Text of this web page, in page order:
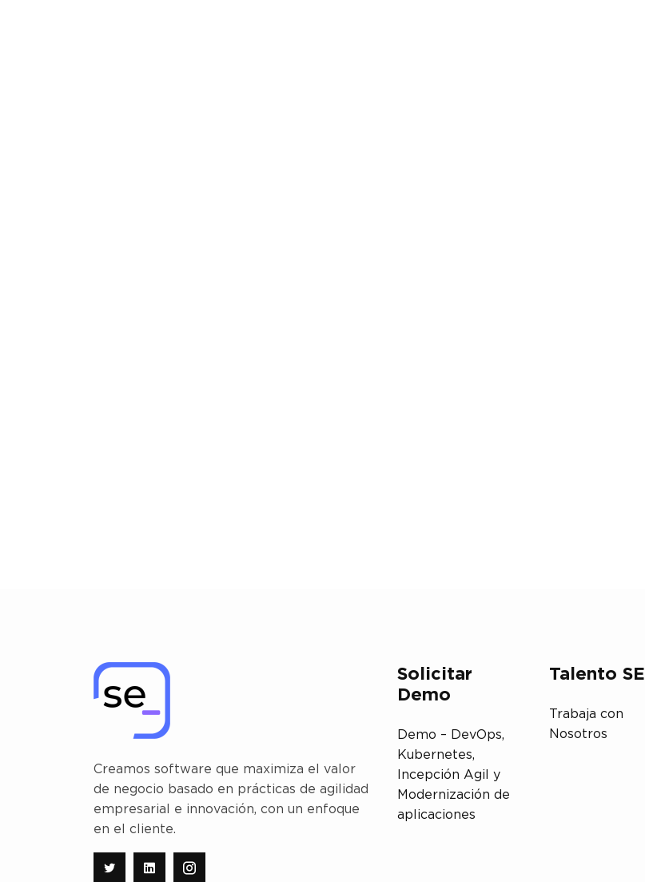
Creamos software que maximiza el valor
de negocio basado en prácticas de agilidad
empresarial e innovación, con un enfoque
en el cliente.
Solicitar
Demo
Demo – DevOps,
Kubernetes,
Incepción Agil y
Modernización de
aplicaciones
Talento SE
Trabaja con
Nosotros